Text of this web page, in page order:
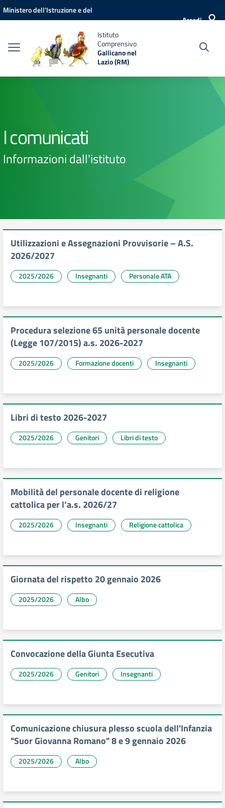
Vai ai contenuti
Vai al menu di navigazione
Vai al footer
Ministero dell'Istruzione e del
Accedi
Istituto
Comprensivo
Gallicano nel
Lazio (RM)
I comunicati
Informazioni dall'istituto
Utilizzazioni e Assegnazioni Provvisorie – A.S.
2026/2027
2025/2026 Insegnanti Personale ATA
Procedura selezione 65 unità personale docente
(Legge 107/2015) a.s. 2026-2027
2025/2026 Formazione docenti Insegnanti
Libri di testo 2026-2027
2025/2026 Genitori Libri di testo
Mobilità del personale docente di religione
cattolica per l’a.s. 2026/27
2025/2026 Insegnanti Religione cattolica
Giornata del rispetto 20 gennaio 2026
2025/2026 Albo
Convocazione della Giunta Esecutiva
2025/2026 Genitori Insegnanti
Comunicazione chiusura plesso scuola dell'Infanzia
"Suor Giovanna Romano" 8 e 9 gennaio 2026
2025/2026 Albo